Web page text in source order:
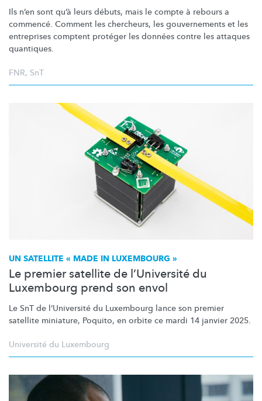
Ils n’en sont qu’à leurs débuts, mais le compte à rebours a
commencé. Comment les chercheurs, les gouvernements et les
entreprises comptent protéger les données contre les attaques
quantiques.
FNR, SnT
UN SATELLITE « MADE IN LUXEMBOURG »
Le premier satellite de l’Université du
Luxembourg prend son envol
Le SnT de l’Université du Luxembourg lance son premier
satellite miniature, Poquito, en orbite ce mardi 14 janvier 2025.
Université du Luxembourg